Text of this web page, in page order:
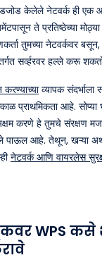
तडजोड केलेले नेटवर्क ही एक
ते प्रतिष्ठेच्या
तुमच्या नेटवर्कवर बसून,
सर्व्हरवर हल्ले करू
व्यापक
प्राथमिकता आहे. सोप्या
करणे हे तुमचे संरक्षण
पाऊल आहे. तेथून, खऱ्या
नेटवर्क आणि वायरलेस
WPS कसे